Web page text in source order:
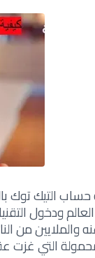
حساب التيك توك
ودخول
والملايين من
التي غزت